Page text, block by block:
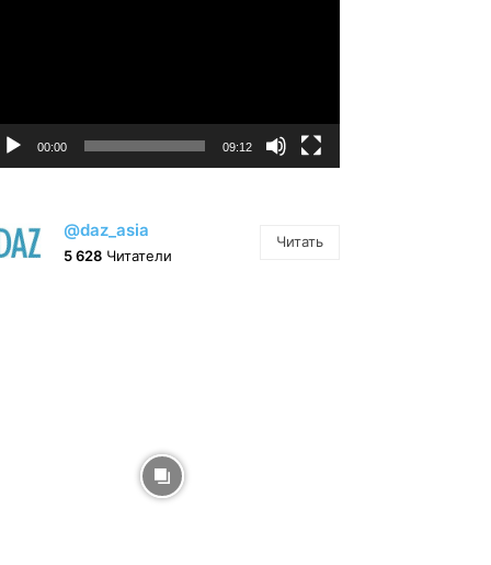
00:00 09:12
@daz_asia
5 628 Читатели
Читать